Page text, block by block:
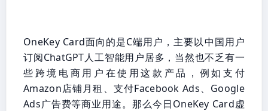
OneKey Card面向的是C端用户，主要以中国用户
订阅ChatGPT人工智能用户居多，当然也不乏有一
些跨境电商用户在使用这款产品，例如支付
Amazon店铺月租、支付Facebook Ads、Google
Ads广告费等商业用途。那么今日OneKey Card虚